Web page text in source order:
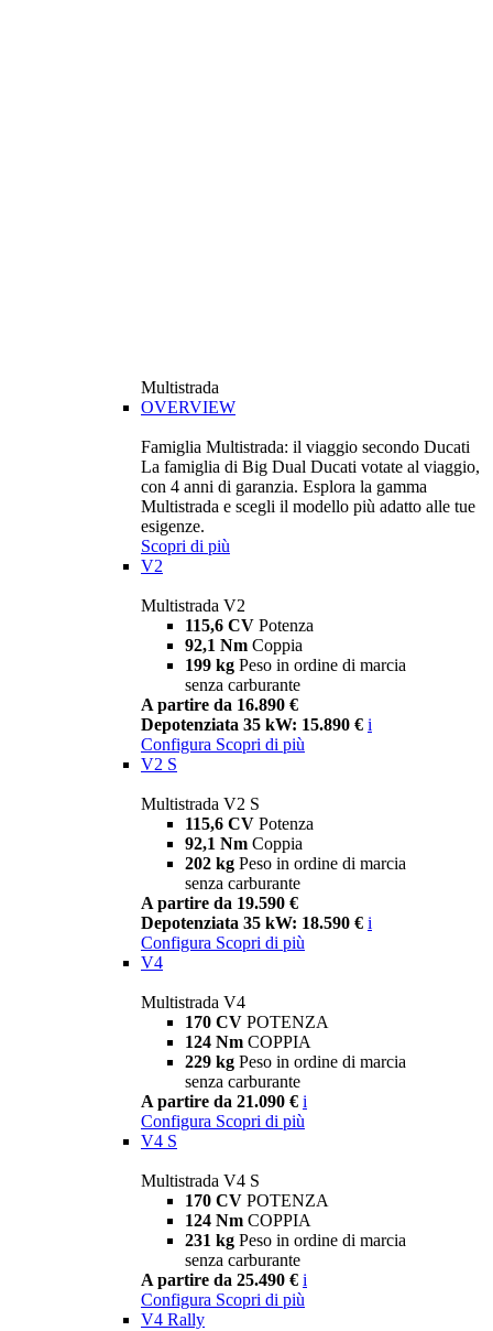
Multistrada
OVERVIEW
Famiglia Multistrada: il viaggio secondo Ducati
La famiglia di Big Dual Ducati votate al viaggio,
con 4 anni di garanzia. Esplora la gamma
Multistrada e scegli il modello più adatto alle tue
esigenze.
Scopri di più
V2
Multistrada V2
115,6 CV Potenza
92,1 Nm Coppia
199 kg Peso in ordine di marcia
senza carburante
A partire da 16.890 €
Depotenziata 35 kW: 15.890 € i
Configura Scopri di più
V2 S
Multistrada V2 S
115,6 CV Potenza
92,1 Nm Coppia
202 kg Peso in ordine di marcia
senza carburante
A partire da 19.590 €
Depotenziata 35 kW: 18.590 € i
Configura Scopri di più
V4
Multistrada V4
170 CV POTENZA
124 Nm COPPIA
229 kg Peso in ordine di marcia
senza carburante
A partire da 21.090 € i
Configura Scopri di più
V4 S
Multistrada V4 S
170 CV POTENZA
124 Nm COPPIA
231 kg Peso in ordine di marcia
senza carburante
A partire da 25.490 € i
Configura Scopri di più
V4 Rally